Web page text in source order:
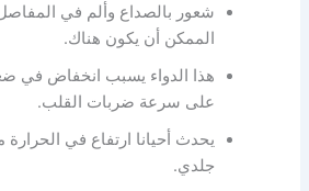
شعور بالصداع وألم في
الممكن أن يكون هناك.
هذا الدواء يسبب انخفاض في
على سرعة ضربات القلب.
يحدث أحيانا ارتفاع في
جلدي.